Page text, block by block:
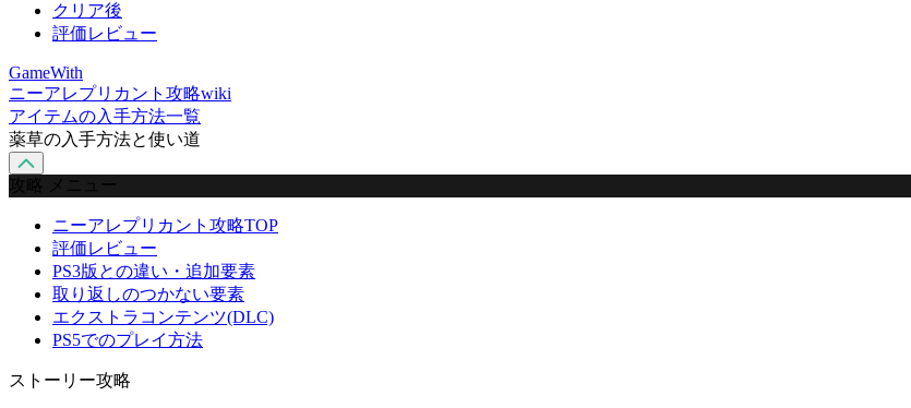
クリア後
評価レビュー
GameWith
ニーアレプリカント攻略wiki
アイテムの入手方法一覧
薬草の入手方法と使い道
攻略 メニュー
ニーアレプリカント攻略TOP
評価レビュー
PS3版との違い・追加要素
取り返しのつかない要素
エクストラコンテンツ(DLC)
PS5でのプレイ方法
ストーリー攻略